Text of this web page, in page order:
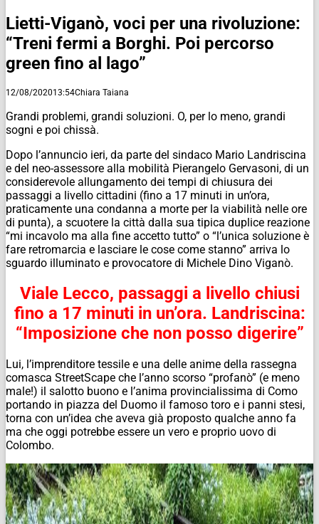
Lietti-Viganò, voci per una rivoluzione:
“Treni fermi a Borghi. Poi percorso
green fino al lago”
12/08/202013:54Chiara Taiana
Grandi problemi, grandi soluzioni. O, per lo meno, grandi
sogni e poi chissà.
Dopo l’annuncio ieri, da parte del sindaco Mario Landriscina
e del neo-assessore alla mobilità Pierangelo Gervasoni, di un
considerevole allungamento dei tempi di chiusura dei
passaggi a livello cittadini (fino a 17 minuti in un’ora,
praticamente una condanna a morte per la viabilità nelle ore
di punta), a scuotere la città dalla sua tipica duplice reazione
“mi incavolo ma alla fine accetto tutto” o “l’unica soluzione è
fare retromarcia e lasciare le cose come stanno” arriva lo
sguardo illuminato e provocatore di Michele Dino Viganò.
Viale Lecco, passaggi a livello chiusi
fino a 17 minuti in un’ora. Landriscina:
“Imposizione che non posso digerire”
Lui, l’imprenditore tessile e una delle anime della rassegna
comasca StreetScape che l’anno scorso “profanò” (e meno
male!) il salotto buono e l’anima provincialissima di Como
portando in piazza del Duomo il famoso toro e i panni stesi,
torna con un’idea che aveva già proposto qualche anno fa
ma che oggi potrebbe essere un vero e proprio uovo di
Colombo.